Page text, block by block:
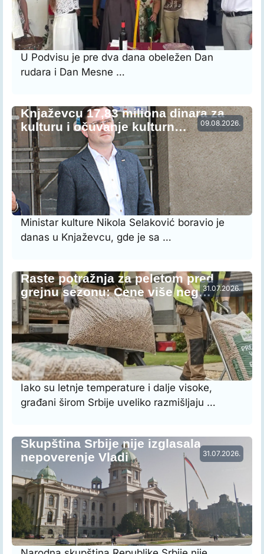
U Podvisu je pre dva dana obeležen Dan
rudara i Dan Mesne …
09.08.2026.
Knjaževcu 17,83 miliona dinara za
kulturu i očuvanje kulturn…
Ministar kulture Nikola Selaković boravio je
danas u Knjaževcu, gde je sa …
31.07.2026.
Raste potražnja za peletom pred
grejnu sezonu: Cene više neg…
Iako su letnje temperature i dalje visoke,
građani širom Srbije uveliko razmišljaju …
31.07.2026.
Skupština Srbije nije izglasala
nepoverenje Vladi